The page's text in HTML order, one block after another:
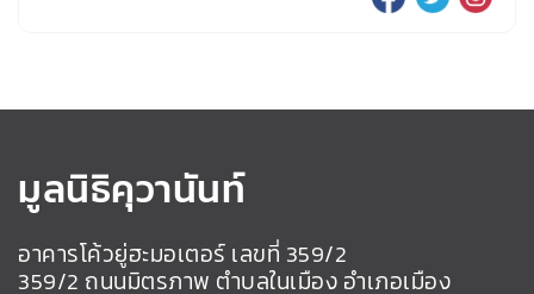
มูลนิธิคุวานันท์
อาคารโค้วยู่ฮะมอเตอร์ เลขที่ 359/2
359/2 ถนนมิตรภาพ ตําบลในเมือง อําเภอเมือง